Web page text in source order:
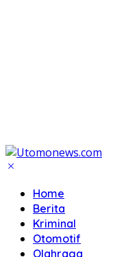
Home
Berita
Kriminal
Otomotif
Olahraga